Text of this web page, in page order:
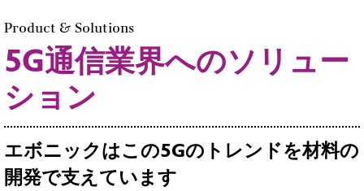
Product & Solutions
5G通信業界へのソリュー
ション
エボニックはこの5Gのトレンドを材料の
開発で支えています